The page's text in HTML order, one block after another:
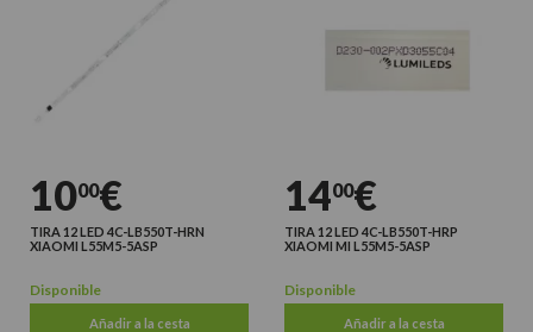
1000€
TIRA 12 LED 4C-LB550T-HRN
XIAOMI L55M5-5ASP
Disponible
Añadir a la cesta
1400€
TIRA 12 LED 4C-LB550T-HRP
XIAOMI MI L55M5-5ASP
Disponible
Añadir a la cesta